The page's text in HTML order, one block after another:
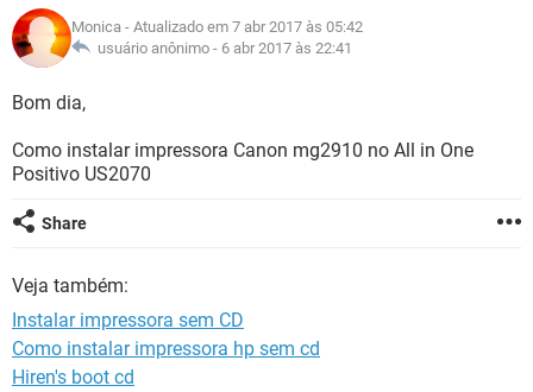
GUIA DE COMPRAS
INSTAGRAM GMAIL
GUIA DE COMPRAS
CELULAR
OUTLOOK EXCEL
INSTAGRAM
JOGOS WHATSAPP
CELULAR
OUTLOOK
INSTAGRAM GMAIL
GLOSSÁRIO
JOGOS
OUTLOOK
INSTAGRAM
Monica - Atualizado em 7 abr 2017 às 05:42
usuário anônimo - 6 abr 2017 às 22:41
Bom dia,
Como instalar impressora Canon mg2910 no All in One
Positivo US2070
Share
Veja também:
Instalar impressora sem CD
Como instalar impressora hp sem cd
Hiren's boot cd